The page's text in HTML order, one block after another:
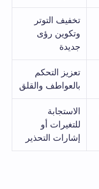
تخفيف التوتر
وتكوين⁢ رؤى
جديدة
تعزيز ⁣التحكم
بالعواطف والقلق
الاستجابة
للتغيرات أو⁤
إشارات التحذير